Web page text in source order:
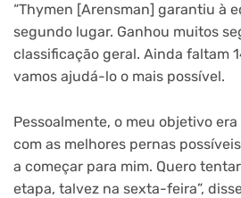
“Thymen [Arensman] garantiu à
segundo lugar. Ganhou muitos
classificação geral. Ainda faltam
vamos ajudá-lo o mais possível.
Pessoalmente, o meu objetivo
com as melhores pernas
a começar para mim. Quero
etapa, talvez na sexta-feira”,